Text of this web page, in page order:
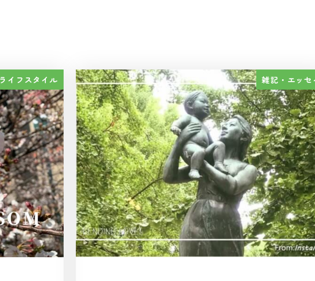
ライフスタイル 雑記・エッセ